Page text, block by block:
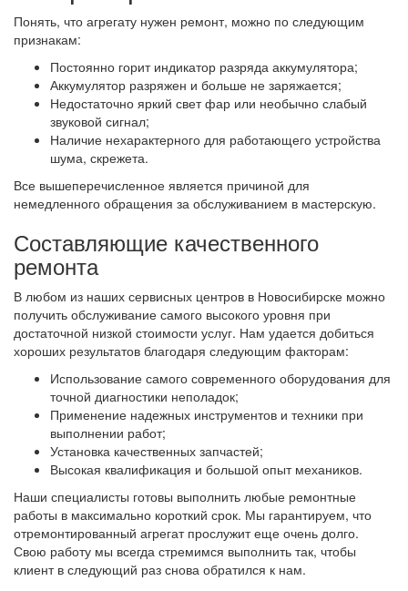
Понять, что агрегату нужен ремонт, можно по следующим
признакам:
Постоянно горит индикатор разряда аккумулятора;
Аккумулятор разряжен и больше не заряжается;
Недостаточно яркий свет фар или необычно слабый
звуковой сигнал;
Наличие нехарактерного для работающего устройства
шума, скрежета.
Все вышеперечисленное является причиной для
немедленного обращения за обслуживанием в мастерскую.
Составляющие качественного
ремонта
В любом из наших сервисных центров в Новосибирске можно
получить обслуживание самого высокого уровня при
достаточной низкой стоимости услуг. Нам удается добиться
хороших результатов благодаря следующим факторам:
Использование самого современного оборудования для
точной диагностики неполадок;
Применение надежных инструментов и техники при
выполнении работ;
Установка качественных запчастей;
Высокая квалификация и большой опыт механиков.
Наши специалисты готовы выполнить любые ремонтные
работы в максимально короткий срок. Мы гарантируем, что
отремонтированный агрегат прослужит еще очень долго.
Свою работу мы всегда стремимся выполнить так, чтобы
клиент в следующий раз снова обратился к нам.